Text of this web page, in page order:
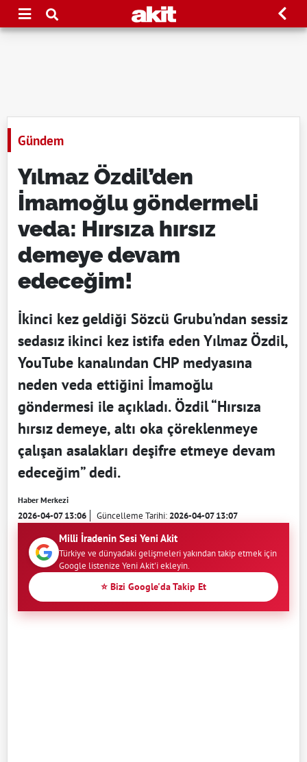
Gündem
Yılmaz Özdil’den
İmamoğlu göndermeli
veda: Hırsıza hırsız
demeye devam
edeceğim!
İkinci kez geldiği Sözcü Grubu’ndan sessiz
sedasız ikinci kez istifa eden Yılmaz Özdil,
YouTube kanalından CHP medyasına
neden veda ettiğini İmamoğlu
göndermesi ile açıkladı. Özdil “Hırsıza
hırsız demeye, altı oka çöreklenmeye
çalışan asalakları deşifre etmeye devam
edeceğim” dedi.
Haber Merkezi
2026-04-07 13:06 Güncelleme Tarihi:2026-04-07 13:07
Milli İradenin Sesi Yeni Akit
Türkiye ve dünyadaki gelişmeleri yakından takip etmek için
Google listenize Yeni Akit'i ekleyin.
⭐ Bizi Google'da Takip Et